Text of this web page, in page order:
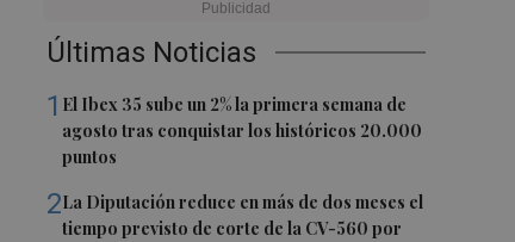
Últimas Noticias
1 El Ibex 35 sube un 2% la primera semana de
agosto tras conquistar los históricos 20.000
puntos
2La Diputación reduce en más de dos meses el
tiempo previsto de corte de la CV-560 por